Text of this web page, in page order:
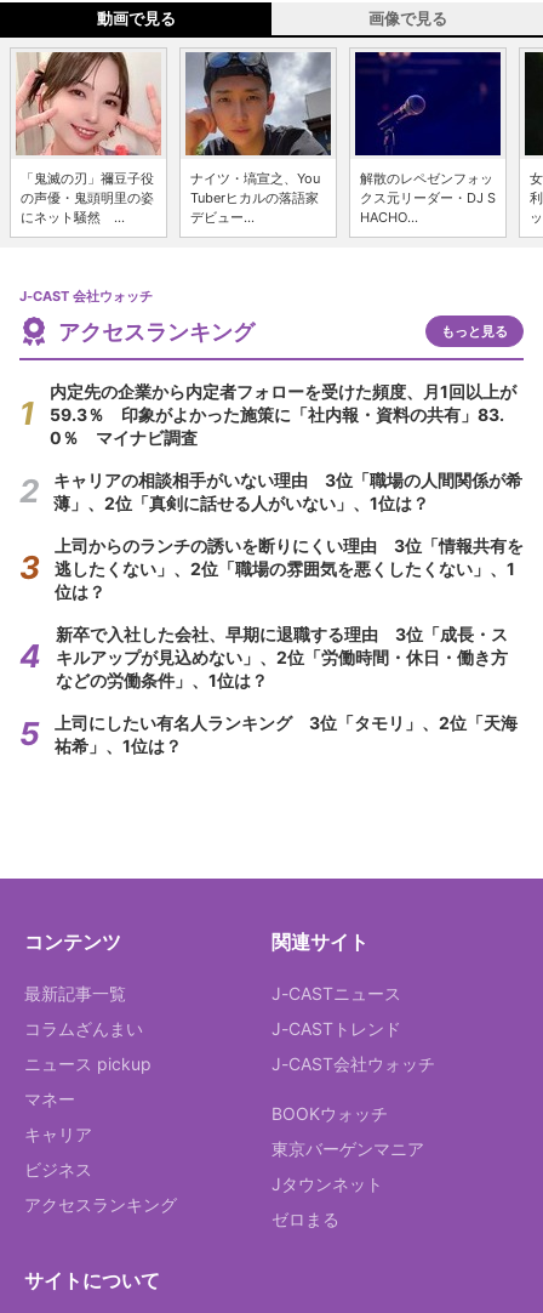
動画で見る 画像で見る
「鬼滅の刃」禰豆子役
の声優・鬼頭明里の姿
にネット騒然 ...
ナイツ・塙宣之、You
Tuberヒカルの落語家
デビュー...
解散のレペゼンフォッ
クス元リーダー・DJ S
HACHO...
J-CAST 会社ウォッチ
アクセスランキング もっと見る
内定先の企業から内定者フォローを受けた頻度、月1回以上が
59.3％ 印象がよかった施策に「社内報・資料の共有」83.
0％ マイナビ調査
キャリアの相談相手がいない理由 3位「職場の人間関係が希
薄」、2位「真剣に話せる人がいない」、1位は？
上司からのランチの誘いを断りにくい理由 3位「情報共有を
逃したくない」、2位「職場の雰囲気を悪くしたくない」、1
位は？
新卒で入社した会社、早期に退職する理由 3位「成長・ス
キルアップが見込めない」、2位「労働時間・休日・働き方
などの労働条件」、1位は？
上司にしたい有名人ランキング 3位「タモリ」、2位「天海
祐希」、1位は？
コンテンツ
最新記事一覧
コラムざんまい
ニュース pickup
マネー
キャリア
ビジネス
アクセスランキング
関連サイト
J-CASTニュース
J-CASTトレンド
J-CAST会社ウォッチ
BOOKウォッチ
東京バーゲンマニア
Jタウンネット
ゼロまる
サイトについて